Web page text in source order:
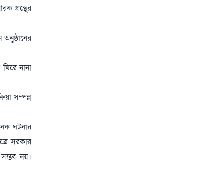
গ্রন্থের
নানা
সম্পন্ন
ঘটনার
সরকার
নয়।